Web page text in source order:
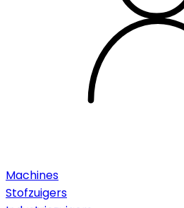
Machines
Stofzuigers